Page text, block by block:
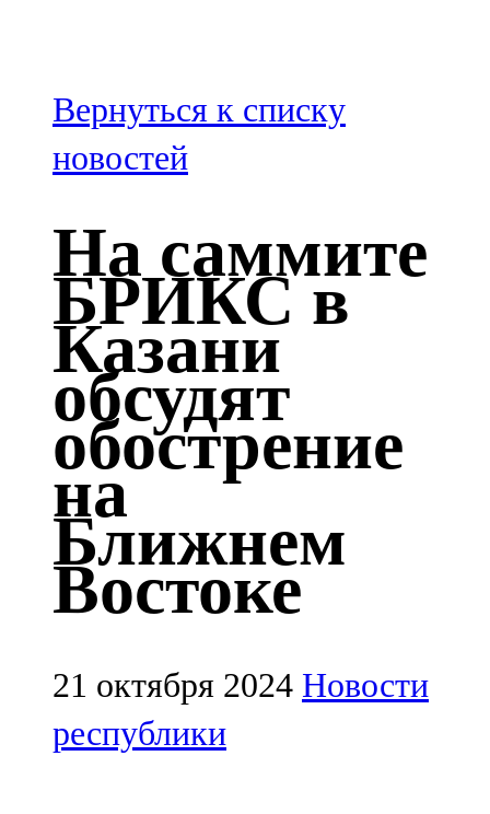
100,3 FM
Зәй
106,6 FM
Кадыбаш
105,2 FM
Казан
91,5 FM
Кайбыч
106,1 FM
Кама тамагы
71,51 FM
Кукмара
107,9 FM
Лениногорский
102,1 FM
Вернуться к списку
новостей
На саммите
БРИКС в
Казани
обсудят
обострение
на
Ближнем
Востоке
21 октября 2024 Новости
республики